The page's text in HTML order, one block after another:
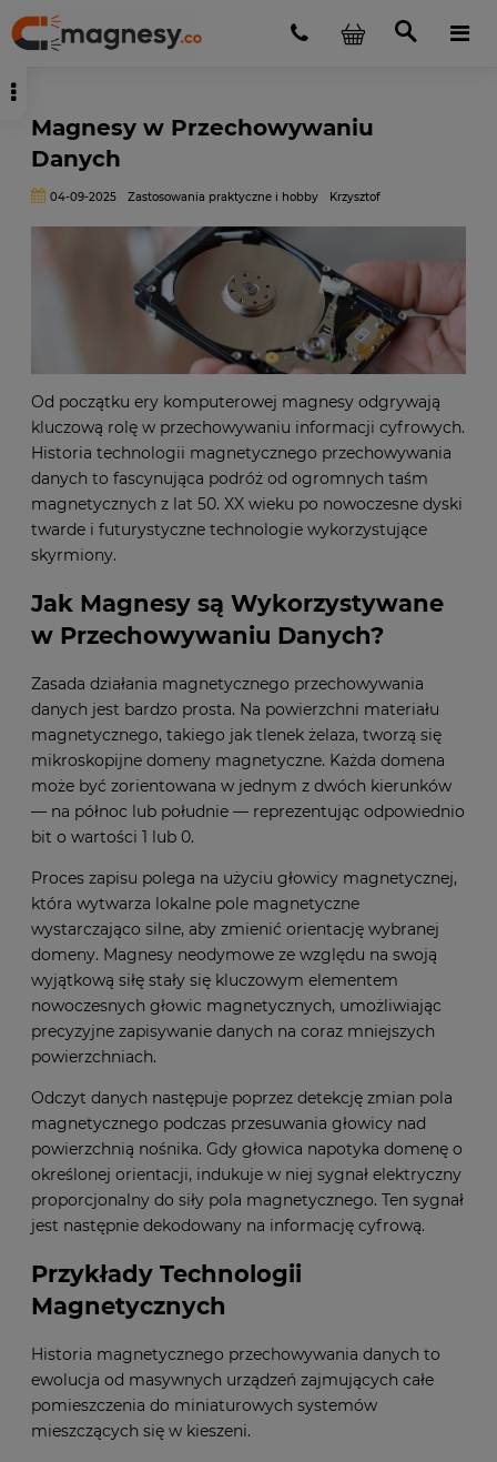
Magnesy w Przechowywaniu
Danych
04-09-2025 Zastosowania praktyczne i hobby Krzysztof
Od początku ery komputerowej magnesy odgrywają
kluczową rolę w przechowywaniu informacji cyfrowych.
Historia technologii magnetycznego przechowywania
danych to fascynująca podróż od ogromnych taśm
magnetycznych z lat 50. XX wieku po nowoczesne dyski
twarde i futurystyczne technologie wykorzystujące
skyrmiony.
Jak Magnesy są Wykorzystywane
w Przechowywaniu Danych?
Zasada działania magnetycznego przechowywania
danych jest bardzo prosta. Na powierzchni materiału
magnetycznego, takiego jak tlenek żelaza, tworzą się
mikroskopijne domeny magnetyczne. Każda domena
może być zorientowana w jednym z dwóch kierunków
— na północ lub południe — reprezentując odpowiednio
bit o wartości 1 lub 0.
Proces zapisu polega na użyciu głowicy magnetycznej,
która wytwarza lokalne pole magnetyczne
wystarczająco silne, aby zmienić orientację wybranej
domeny. Magnesy neodymowe ze względu na swoją
wyjątkową siłę stały się kluczowym elementem
nowoczesnych głowic magnetycznych, umożliwiając
precyzyjne zapisywanie danych na coraz mniejszych
powierzchniach.
Odczyt danych następuje poprzez detekcję zmian pola
magnetycznego podczas przesuwania głowicy nad
powierzchnią nośnika. Gdy głowica napotyka domenę o
określonej orientacji, indukuje w niej sygnał elektryczny
proporcjonalny do siły pola magnetycznego. Ten sygnał
jest następnie dekodowany na informację cyfrową.
Przykłady Technologii
Magnetycznych
Historia magnetycznego przechowywania danych to
ewolucja od masywnych urządzeń zajmujących całe
pomieszczenia do miniaturowych systemów
mieszczących się w kieszeni.